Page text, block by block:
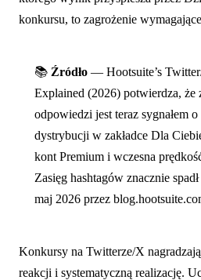
konkursu, to zagrożenie
📚 Źródło — Hootsuite’s
Explained (2026) potwierdza, że
odpowiedzi jest teraz sygnałem
dystrybucji w zakładce Dla
kont Premium i wczesna
Zasięg hashtagów znacznie
maj 2026 przez
Konkursy na Twitterze/X
reakcji i systematyczną realizację.